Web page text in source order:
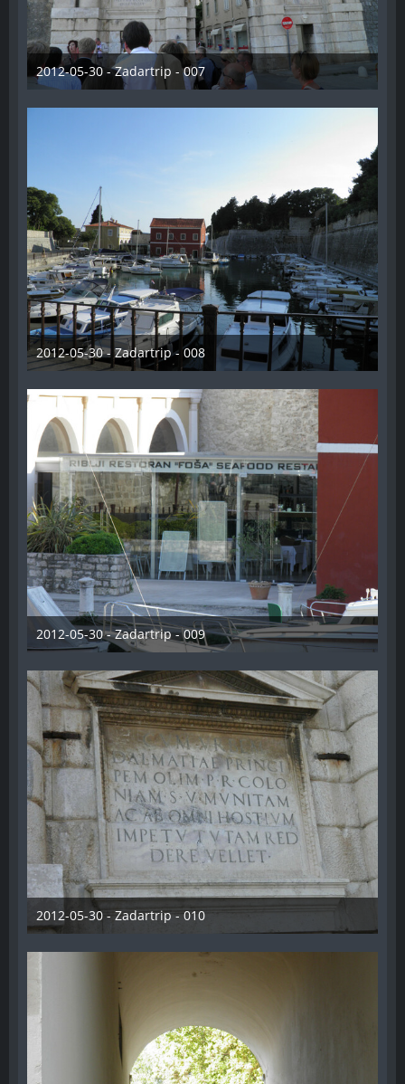
2012-05-30 - Zadartrip - 007
28. Dezember 2012
2012-05-30 - Zadartrip - 008
28. Dezember 2012
2012-05-30 - Zadartrip - 009
28. Dezember 2012
2012-05-30 - Zadartrip - 010
28. Dezember 2012